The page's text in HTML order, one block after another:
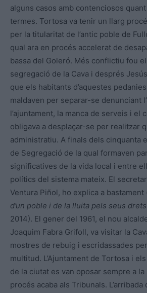
alguns casos amb contenciosos
termes. Tortosa va tenir un llarg
per la titularitat de l’antic poble de
qual ara en procés accelerat de
bassa del Goleró. Més conflictiu fou
segregació de la Cava i després
que els habitants d’aquestes
maldaven per separar-se denunciant
l’ajuntament, la manca de serveis i el
obligava a desplaçar-se per realitzar
administratiu. A finals dels cinquanta
de Segregació de la qual formaven
significatives de la vida local i entre
polítics del sistema mateix. El
Ventura Piñol, ho explica a bastament
d’un poble i de la lluita pels seus drets
2014). El gener del 1961, el nou
Joaquim Fabra Grifoll, va visitar la
mostres de rebuig i escridassades
multitud. L’Ajuntament de Tortosa i
de la ciutat es van oposar sempre a
procés acaba als Tribunals.